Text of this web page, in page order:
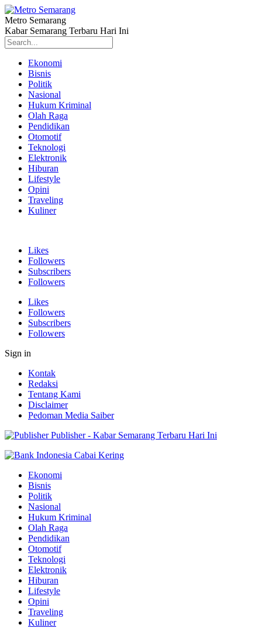
Metro Semarang
Kabar Semarang Terbaru Hari Ini
Ekonomi
Bisnis
Politik
Nasional
Hukum Kriminal
Olah Raga
Pendidikan
Otomotif
Teknologi
Elektronik
Hiburan
Lifestyle
Opini
Traveling
Kuliner
Likes
Followers
Subscribers
Followers
Likes
Followers
Subscribers
Followers
Sign in
Kontak
Redaksi
Tentang Kami
Disclaimer
Pedoman Media Saiber
Publisher - Kabar Semarang Terbaru Hari Ini
Ekonomi
Bisnis
Politik
Nasional
Hukum Kriminal
Olah Raga
Pendidikan
Otomotif
Teknologi
Elektronik
Hiburan
Lifestyle
Opini
Traveling
Kuliner